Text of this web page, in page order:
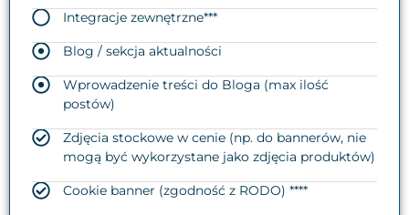
Integracje zewnętrzne***
Blog / sekcja aktualności
Wprowadzenie treści do Bloga (max ilość
postów)
Zdjęcia stockowe w cenie (np. do bannerów, nie
mogą być wykorzystane jako zdjęcia produktów)
Cookie banner (zgodność z RODO) ****